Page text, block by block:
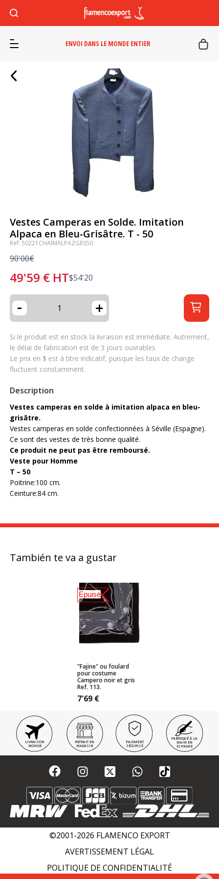
ENVOI DANS LE MONDE ENTIER
Vestes Camperas en Solde. Imitation
Alpaca en Bleu-Grisâtre. T - 50
Ref: 50221CHAIMALPAZGRS50
90'00€
49'59 € HT$54'20
- +
Si le produit est en stock la livraison est immédiate. Autrement,
le délai de fabrication est de 3 jours ouvrables
Le prix en $ est à titre indicatif, puisque les taux de change
fluctuent constamment.
Description
Vestes camperas en solde à imitation alpaca en bleu-
grisâtre.
Vestes camperas en solde confectionnées à Séville (Espagne).
Ce sont des vestes de très bonne qualité.
Ce produit ne peut pas être remboursé.
Veste pour Homme
T – 50
Poitrine:100 cm.
Ceinture:84 cm.
También te va a gustar
"Fajine" ou foulard
pour costume
Campero noir et gris
Ref. 113.
7'69 €
Epuisé
LIVRAISON
MONDE
RETRAIT EN
MAGASIN
PAIEMENT
SÉCURISÉ
FABRIQUÉ À LA
MAIN EN
ESPAGNE
©2001-2026 FLAMENCO EXPORT
AVERTISSEMENT LÉGAL
POLITIQUE DE CONFIDENTIALITÉ